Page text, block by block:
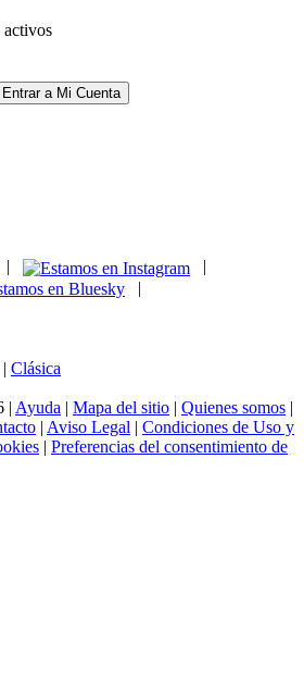
activos
Entrar a Mi Cuenta
|
Clásica
| Ayuda | Mapa del sitio | Quienes somos |
| Aviso Legal | Condiciones de Uso y
| Preferencias del consentimiento de